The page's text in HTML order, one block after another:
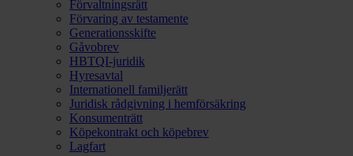
Förvaltningsrätt
Förvaring av testamente
Generationsskifte
Gåvobrev
HBTQI-juridik
Hyresavtal
Internationell familjerätt
Juridisk rådgivning i hemförsäkring
Konsumenträtt
Köpekontrakt och köpebrev
Lagfart